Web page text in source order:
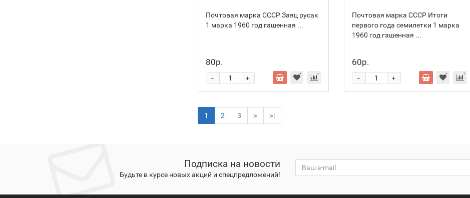
Почтовая марка СССР Заяц русак
1 марка 1960 год гашенная ...
80р.
+
-
Почтовая марка СССР Итоги
первого года семилетки 1 марка
1960 год гашенная ...
60р.
+
-
1 2 3 > >|
Подписка на новости
Будьте в курсе новых акций и спецпредложений!